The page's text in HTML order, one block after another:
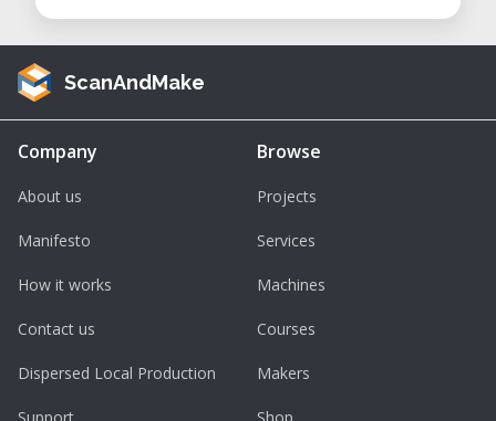
ScanAndMake
Company
About us
Manifesto
How it works
Contact us
Dispersed Local Production
Browse
Projects
Services
Machines
Courses
Makers